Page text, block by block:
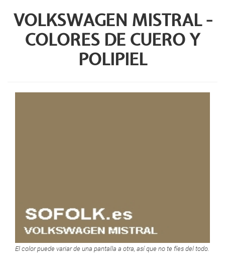
VOLKSWAGEN MISTRAL -
COLORES DE CUERO Y
POLIPIEL
El color puede variar de una pantalla a otra, así que no te fíes del todo.